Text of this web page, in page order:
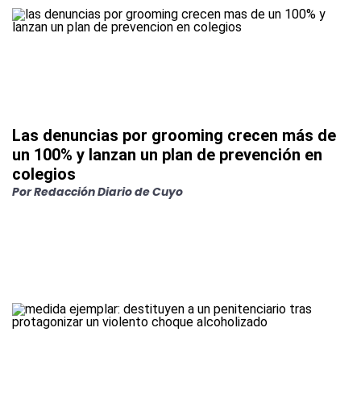
Las denuncias por grooming crecen más de
un 100% y lanzan un plan de prevención en
colegios
PorRedacción Diario de Cuyo